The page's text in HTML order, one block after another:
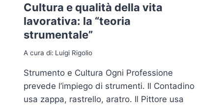
Cultura e qualità della vita
lavorativa: la “teoria
strumentale”
A cura di: Luigi Rigolio
Strumento e Cultura Ogni Professione
prevede l’impiego di strumenti. Il Contadino
usa zappa, rastrello, aratro. Il Pittore usa